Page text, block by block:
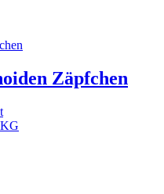
Zäpfchen